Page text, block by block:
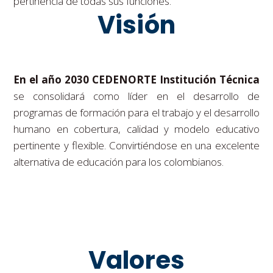
Visión
En el año 2030 CEDENORTE Institución Técnica
se consolidará como líder en el desarrollo de
programas de formación para el trabajo y el desarrollo
humano en cobertura, calidad y modelo educativo
pertinente y flexible. Convirtiéndose en una excelente
alternativa de educación para los colombianos.
Valores